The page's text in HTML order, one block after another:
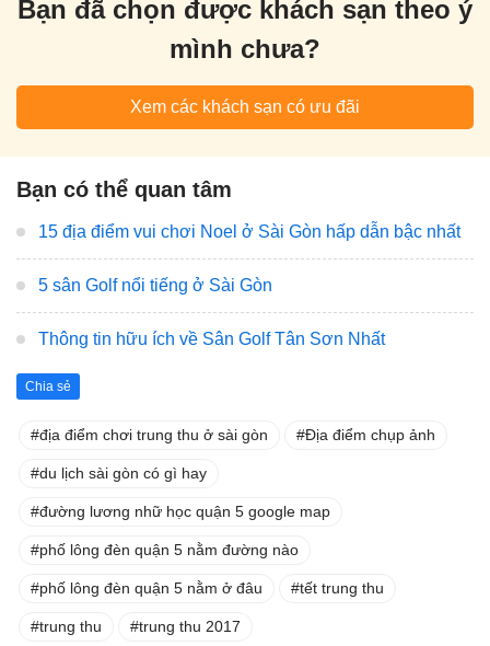
Bạn đã chọn được khách sạn theo ý
mình chưa?
Xem các khách sạn có ưu đãi
Bạn có thể quan tâm
15 địa điểm vui chơi Noel ở Sài Gòn hấp dẫn bậc nhất
5 sân Golf nổi tiếng ở Sài Gòn
Thông tin hữu ích về Sân Golf Tân Sơn Nhất
Chia sẻ
địa điểm chơi trung thu ở sài gòn Địa điểm chụp ảnh
du lịch sài gòn có gì hay
đường lương nhữ học quận 5 google map
phố lông đèn quận 5 nằm đường nào
phố lông đèn quận 5 nằm ở đâu tết trung thu
trung thu trung thu 2017